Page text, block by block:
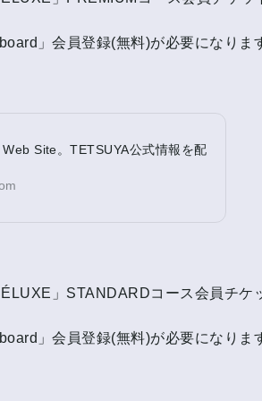
」会員登録(無料)が必要になりま
Site。TETSUYA公式情報を配
」STANDARDコース会員チケ
」会員登録(無料)が必要になりま